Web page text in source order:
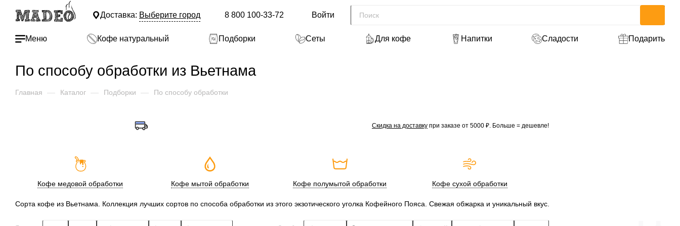
Доставка: Выберите город 8 800 100-33-72 Войти
Меню Кофе натуральный Подборки Сеты Для кофе Напитки Сладости Подарить
По способу обработки из Вьетнама
Главная — Каталог — Подборки — По способу обработки
Скидка на доставку при заказе от 5000 ₽. Больше = дешевле!
Кофе медовой обработки Кофе мытой обработки Кофе полумытой обработки Кофе сухой обработки
Сорта кофе из Вьетнама. Коллекция лучших сортов по способа обработки из этого экзотического уголка Кофейного Пояса. Свежая обжарка и уникальный вкус.